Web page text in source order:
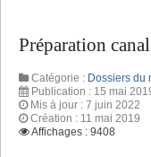
Préparation
Catégorie : Dossiers du
Publication : 15 mai
Mis à jour : 7 juin 2022
Création : 11 mai 2019
Affichages : 9408